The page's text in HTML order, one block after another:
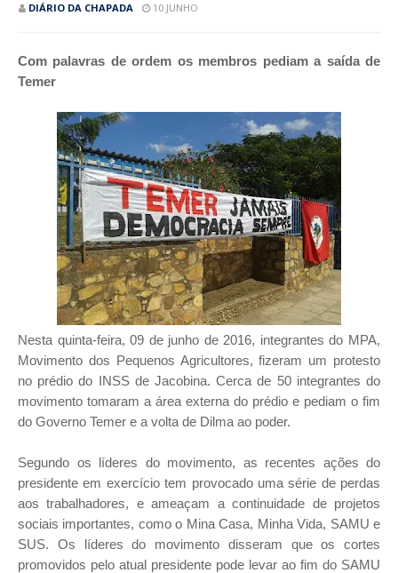
DIÁRIO DA CHAPADA 10 JUNHO
Com palavras de ordem os membros pediam a saída de
Temer
Nesta quinta-feira, 09 de junho de 2016, integrantes do MPA,
Movimento dos Pequenos Agricultores, fizeram um protesto
no prédio do INSS de Jacobina. Cerca de 50 integrantes do
movimento tomaram a área externa do prédio e pediam o fim
do Governo Temer e a volta de Dilma ao poder.
Segundo os líderes do movimento, as recentes ações do
presidente em exercício tem provocado uma série de perdas
aos trabalhadores, e ameaçam a continuidade de projetos
sociais importantes, como o Mina Casa, Minha Vida, SAMU e
SUS. Os líderes do movimento disseram que os cortes
promovidos pelo atual presidente pode levar ao fim do SAMU